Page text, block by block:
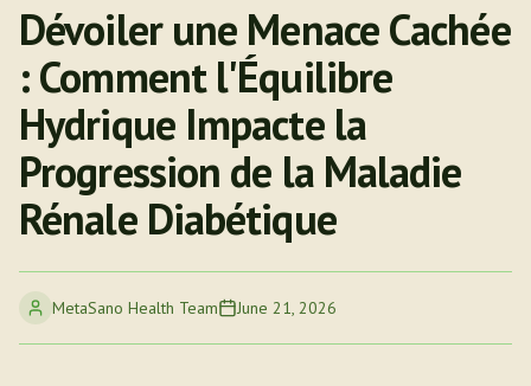
Dévoiler une Menace Cachée
: Comment l'Équilibre
Hydrique Impacte la
Progression de la Maladie
Rénale Diabétique
MetaSano Health Team June 21, 2026